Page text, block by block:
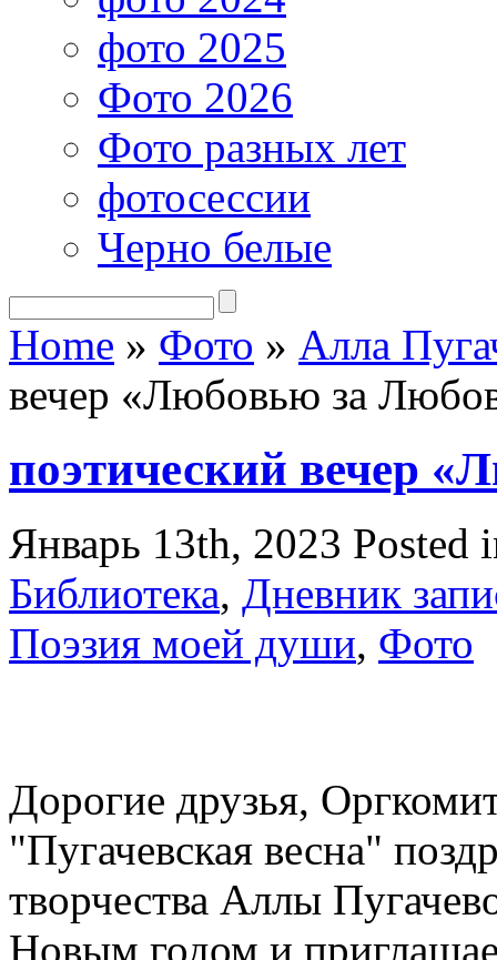
фото 2025
Фото 2026
Фото разных лет
фотосессии
Черно белые
Home » Фото » Алла
вечер «Любовью за
поэтический вечер
Январь 13th, 2023 Posted
Библиотека, Дневник
Поэзия моей души, Фото
Дорогие друзья,
"Пугачевская весна"
творчества Аллы
Новым годом и